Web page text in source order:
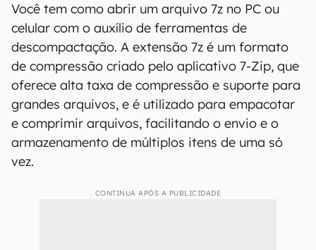
Você tem como abrir um arquivo 7z no PC ou
celular com o auxílio de ferramentas de
descompactação. A extensão 7z é um formato
de compressão criado pelo aplicativo 7-Zip, que
oferece alta taxa de compressão e suporte para
grandes arquivos, e é utilizado para empacotar
e comprimir arquivos, facilitando o envio e o
armazenamento de múltiplos itens de uma só
vez.
CONTINUA APÓS A PUBLICIDADE